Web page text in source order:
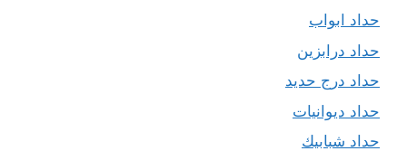
حداد ابواب
حداد درابزين
حداد درج حديد
حداد ديوانيات
حداد شبابيك